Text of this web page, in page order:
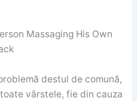
destul de comună,
vârstele, fie din cauza